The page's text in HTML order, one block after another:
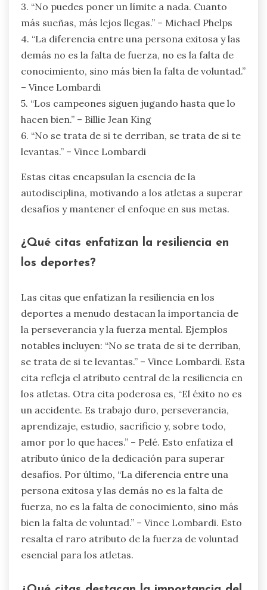
3. “No puedes poner un límite a nada. Cuanto
más sueñas, más lejos llegas.” – Michael Phelps
4. “La diferencia entre una persona exitosa y las
demás no es la falta de fuerza, no es la falta de
conocimiento, sino más bien la falta de voluntad.”
– Vince Lombardi
5. “Los campeones siguen jugando hasta que lo
hacen bien.” – Billie Jean King
6. “No se trata de si te derriban, se trata de si te
levantas.” – Vince Lombardi
Estas citas encapsulan la esencia de la
autodisciplina, motivando a los atletas a superar
desafíos y mantener el enfoque en sus metas.
¿Qué citas enfatizan la resiliencia en
los deportes?
Las citas que enfatizan la resiliencia en los
deportes a menudo destacan la importancia de
la perseverancia y la fuerza mental. Ejemplos
notables incluyen: “No se trata de si te derriban,
se trata de si te levantas.” – Vince Lombardi. Esta
cita refleja el atributo central de la resiliencia en
los atletas. Otra cita poderosa es, “El éxito no es
un accidente. Es trabajo duro, perseverancia,
aprendizaje, estudio, sacrificio y, sobre todo,
amor por lo que haces.” – Pelé. Esto enfatiza el
atributo único de la dedicación para superar
desafíos. Por último, “La diferencia entre una
persona exitosa y las demás no es la falta de
fuerza, no es la falta de conocimiento, sino más
bien la falta de voluntad.” – Vince Lombardi. Esto
resalta el raro atributo de la fuerza de voluntad
esencial para los atletas.